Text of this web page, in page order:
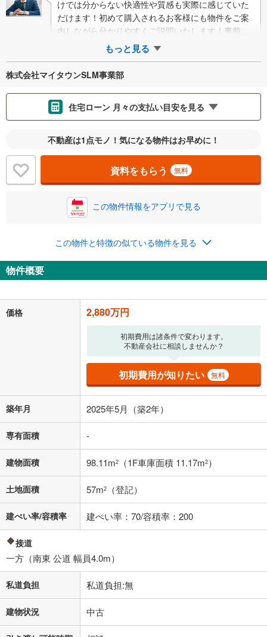
けでは分からない快適性や質感も実際に感じていた
だけます！初めて購入されるお客様にも物件をご案
内しながら分かりやすくご説明いたします！事前に
知りたい情報をいただけましたら、当日詳しいご…
もっと見る
株式会社マイタウンSLM事業部
住宅ローン 月々の支払い目安を見る
金利 ％
0.01%
一般的には最長35年まで借り入れ可能です。多くの金融機関
閉じる
頭金 万円
2,880万円
自己資金から住宅購入にかけられる金額を入力してくださ
い。一般的には物件価格の2割までが目安です。
閉じる
万円
/回
0円
年2回払いを想定しています。毎月の返済額に加えて、ボー
ナス時の増額分（1回分）を入力してください。
月々の返済額 74,760円/月
上、ご自身での入力をお願いいたします。初期設定で自動入力されてい
る値は、実際の金融機関等における貸出金利とは何ら関係がなく、実際
の金融機関等における貸出金利を何ら保証するものではありません。返
済方法「元利均等返済」にて算出しております。入力された金利を35年
適用した場合の計算結果を表示しています。
借り入れの際は各金融機関等に、必ずご自身でご確認をお願いいたしま
す。
条件によってお借り入れができないことがあります。
不動産は1点モノ！気になる物件はお早めに！
資料をもらう 無料
この物件情報をアプリで見る
この物件と特徴の似ている物件を見る
物件概要
価格 2,880万円
初期費用は諸条件で変わります。
不動産会社に相談しませんか？
初期費用が知りたい 無料
築年月 2025年5月（築2年）
専有面積 -
建物面積 98.11m2 （1F車庫面積 11.17m2）
土地面積 57m2 （登記）
建ぺい率/容積率 建ぺい率：70/容積率：200
接道
一方（南東 公道 幅員4.0m）
私道負担 私道負担:無
建物状況 中古